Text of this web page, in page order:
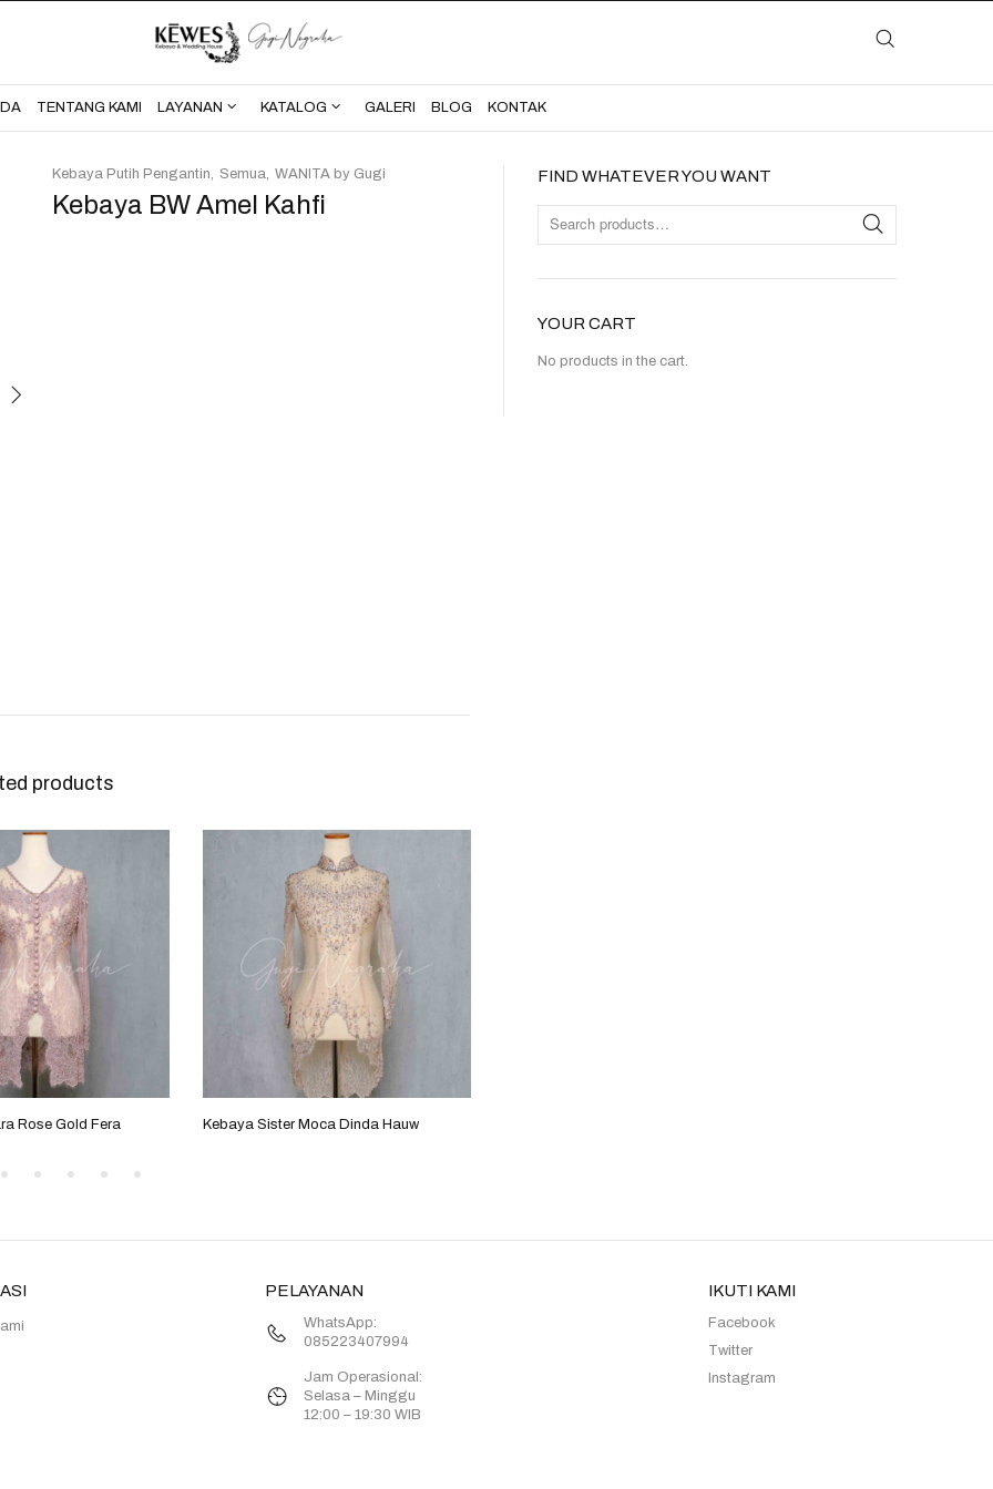
BERANDA KONTAK
TENTANG KAMI LAYANAN KATALOG GALERI BLOG KONTAK
FIND WHATEVER YOU WANT
YOUR CART
No products in the cart.
Kebaya BW Amel Kahfi
Kebaya Putih Pengantin Semua WANITA by Gugi
products
Rose Gold Fera Kebaya Sister Moca Dinda Hauw
PELAYANAN
WhatsApp:
085223407994
Jam Operasional:
Selasa – Minggu
12:00 – 19:30 WIB
IKUTI KAMI
Facebook
Twitter
Instagram